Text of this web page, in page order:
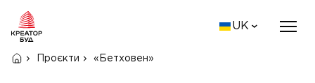
UK
Проєкти «Бетховен»